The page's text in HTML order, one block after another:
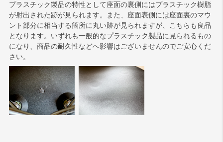
プラスチック製品の特性として座面の裏側にはプラスチック樹脂
が射出された跡が見られます。また、座面表側には座面裏のマウ
ント部分に相当する箇所に丸い跡が見られますが、こちらも良品
となります。いずれも一般的なプラスチック製品に見られるもの
になり、商品の耐久性などへ影響はございませんのでご安心くだ
さい。